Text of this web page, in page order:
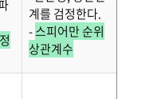
계를 검정한다.
-스피어만 순위
상관계수